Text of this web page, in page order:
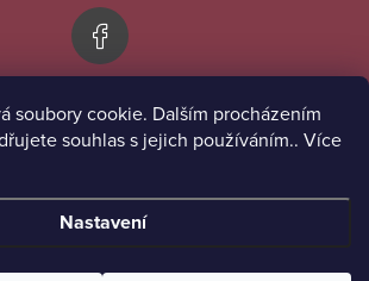
soubory cookie. Dalším procházením
souhlas s jejich používáním.. Více
Nastavení
platby